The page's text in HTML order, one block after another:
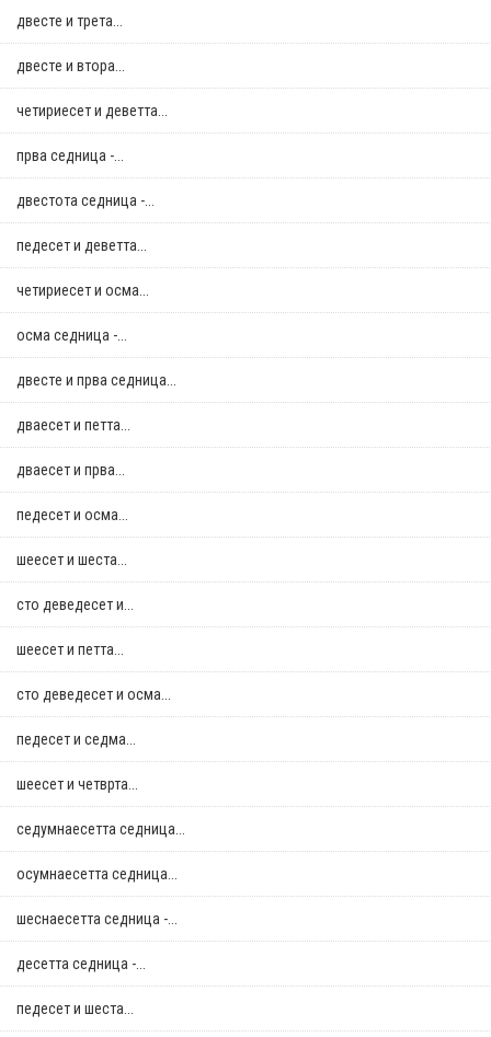
двестe и трета...
двестe и втора...
четириесет и деветта...
прва седница -...
двестота седница -...
педесет и деветта...
четириесет и осма...
осма седница -...
двестe и прва седница...
дваесет и петта...
дваесет и прва...
педесет и осма...
шеесет и шеста...
сто деведесет и...
шеесет и петта...
сто деведесет и осма...
педесет и седма...
шеесет и четврта...
седумнаесетта седница...
осумнaесетта седница...
шеснаесетта седница -...
десетта седница -...
педесет и шеста...